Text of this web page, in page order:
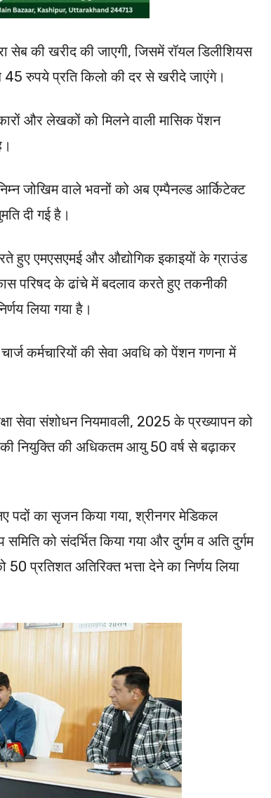
सेब की खरीद की जाएगी, जिसमें रॉयल डिलीशियस
रुपये प्रति किलो की दर से खरीदे जाएंगे।
और लेखकों को मिलने वाली मासिक पेंशन
जोखिम वाले भवनों को अब एम्पैनल्ड आर्किटेक्ट
दी गई है।
हुए एमएसएमई और औद्योगिक इकाइयों के ग्राउंड
परिषद के ढांचे में बदलाव करते हुए तकनीकी
लिया गया है।
कर्मचारियों की सेवा अवधि को पेंशन गणना में
सेवा संशोधन नियमावली, 2025 के प्रख्यापन को
नियुक्ति की अधिकतम आयु 50 वर्ष से बढ़ाकर
पदों का सृजन किया गया, श्रीनगर मेडिकल
को संदर्भित किया गया और दुर्गम व अति दुर्गम
50 प्रतिशत अतिरिक्त भत्ता देने का निर्णय लिया